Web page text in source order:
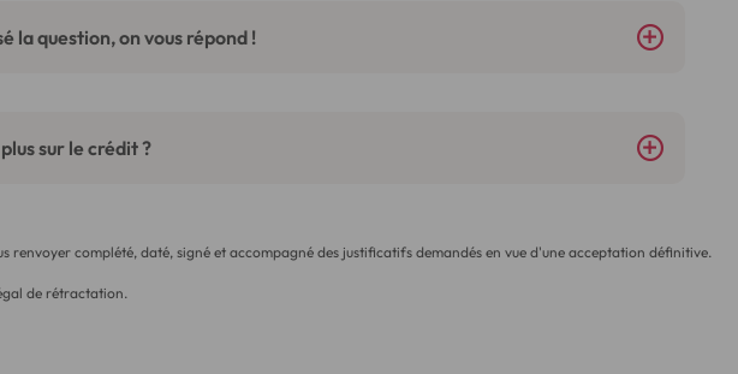
la question, on vous répond !
sur le crédit ?
renvoyer complété, daté, signé et accompagné des justificatifs demandés en vue d'une acceptation définitive.
de rétractation.